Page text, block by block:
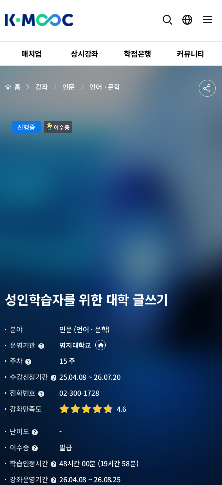
K-
매치업 상시강좌 학점은행 커뮤니티
강
세하
위 홈 강좌 인문 언어 · 문학
공
성
인진행중 이수증
성인학습자를 위한 대학 글쓰기
분야
인문 (언어 · 문학)
운영기관 운영기관명지대학교
운영기관
바로가기
주차 주차
15 주
수강신청기간 수강신청기간
25.04.08 ~ 26.07.20
전화번호 전화번호02-300-1728
강좌만족도
4.6
난이도 난이도
-
이수증 이수증
발급
학습인정시간 학습인정시간
48시간 00분 (19시간 58분)
강좌운영기간 강좌운영기간
26.04.08 ~ 26.08.25